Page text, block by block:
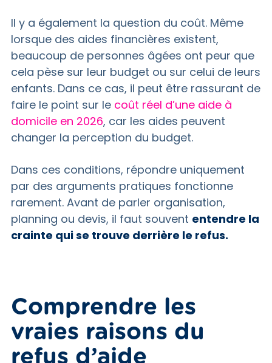
Il y a également la question du coût. Même
lorsque des aides financières existent,
beaucoup de personnes âgées ont peur que
cela pèse sur leur budget ou sur celui de leurs
enfants. Dans ce cas, il peut être rassurant de
faire le point sur le coût réel d’une aide à
domicile en 2026, car les aides peuvent
changer la perception du budget.
Dans ces conditions, répondre uniquement
par des arguments pratiques fonctionne
rarement. Avant de parler organisation,
planning ou devis, il faut souvent entendre la
crainte qui se trouve derrière le refus.
Comprendre les
vraies raisons du
refus d’aide